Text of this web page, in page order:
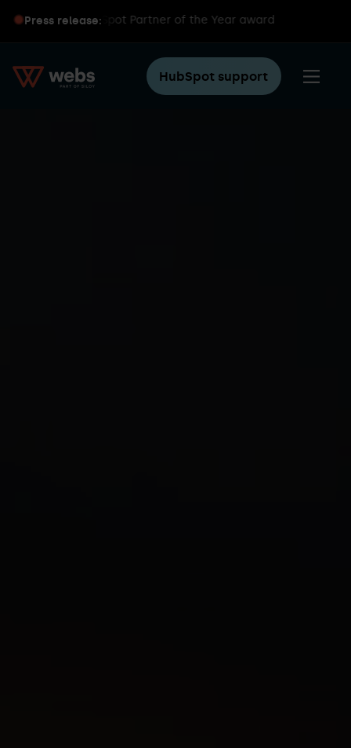
Press release:
global HubSpot Partner of the Year award
HubSpot support